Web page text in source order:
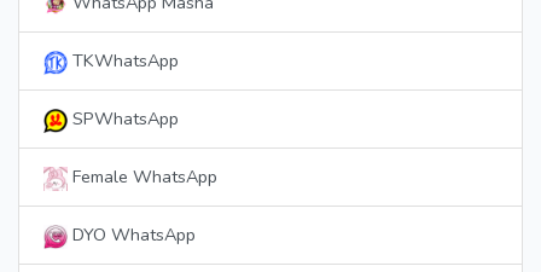
TKWhatsApp
SPWhatsApp
Female WhatsApp
DYO WhatsApp